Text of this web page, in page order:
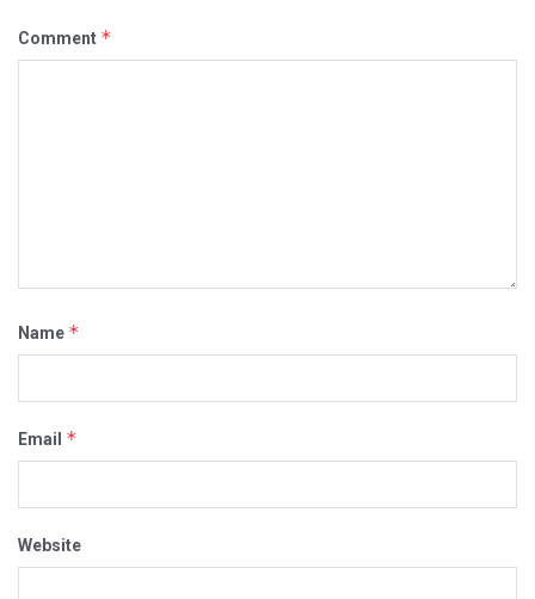
Comment *
Name *
Email *
Website